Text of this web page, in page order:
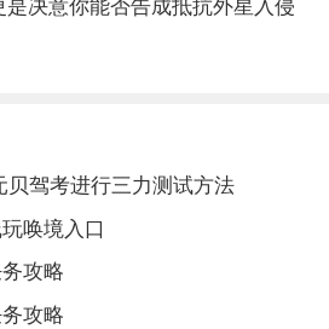
决意你能否告成抵抗外星入侵
贝驾考进行三力测试方法
唤境入口
攻略
攻略